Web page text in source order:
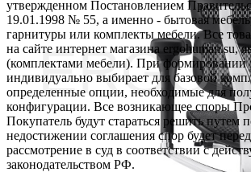
утвержденном Постановлением
19.01.1998 № 55, а именно - бытовая
гарнитуры или комплекты мебели. Все
на сайте интернет магазина ergohuman.su,
(комплектами мебели). При формировании
индивидуально выбирает для базовой
определенные опции, необходимые для
конфигурации. Все возникающее споры
Покупатель будут стараться решить путем
недостижении соглашения спор будет
рассмотрение в суд в соответствии с
законодательством РФ.